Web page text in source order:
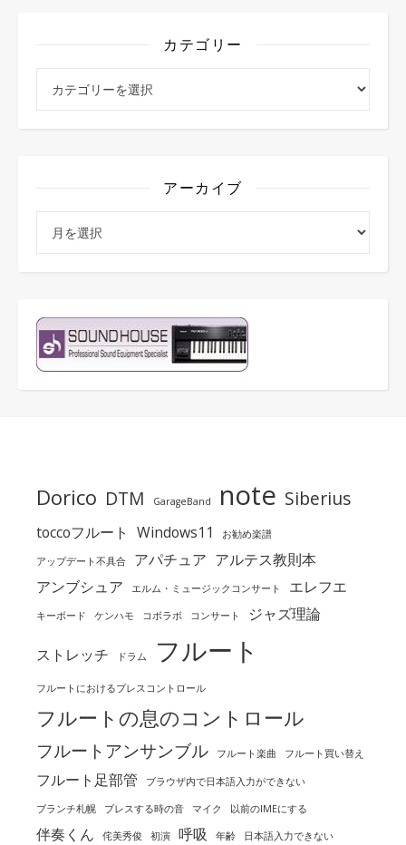
カテゴリー
アーカイブ
Dorico DTM GarageBand note Siberius
toccoフルート Windows11 お勧め楽譜
アップデート不具合 アパチュア アルテス教則本
アンブシュア
エルム・ミュージックコンサート エレフエ
キーボード ケンハモ コボラボ コンサート ジャズ理論
ストレッチ ドラム フルート
フルートにおけるブレスコントロール
フルートの息のコントロール
フルートアンサンブル フルート楽曲 フルート買い替え
フルート足部管 ブラウザ内で日本語入力ができない
ブランチ札幌 ブレスする時の音 マイク 以前のIMEにする
伴奏くん 侘美秀俊 初演 呼吸 年齢 日本語入力できない